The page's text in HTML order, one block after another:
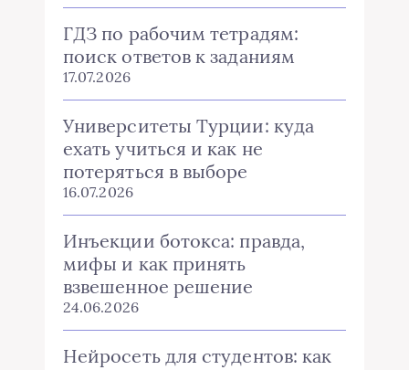
ГДЗ по рабочим тетрадям:
поиск ответов к заданиям
17.07.2026
Университеты Турции: куда
ехать учиться и как не
потеряться в выборе
16.07.2026
Инъекции ботокса: правда,
мифы и как принять
взвешенное решение
24.06.2026
Нейросеть для студентов: как